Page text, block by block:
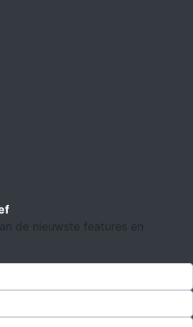
de nieuwste features en